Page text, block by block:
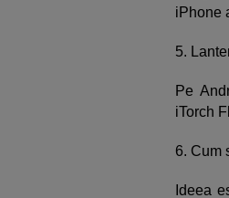
iPhone
5.
Pe
iTorch
6. Cum
Ideea